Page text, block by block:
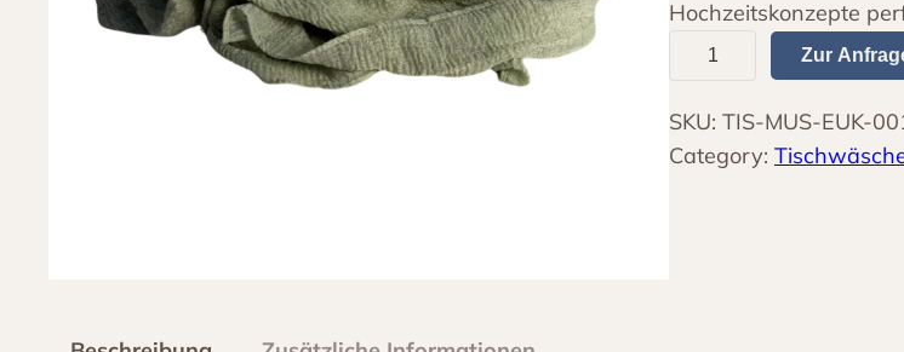
Hochzeitskonzepte
i
s
c
Zur
SKU: TIS-MUS-EUK-
Category: